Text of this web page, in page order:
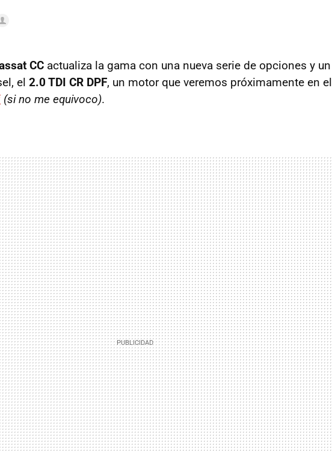
CC actualiza la gama con una nueva serie de opciones y un
el 2.0 TDI CR DPF, un motor que veremos próximamente en el
(si no me equivoco).